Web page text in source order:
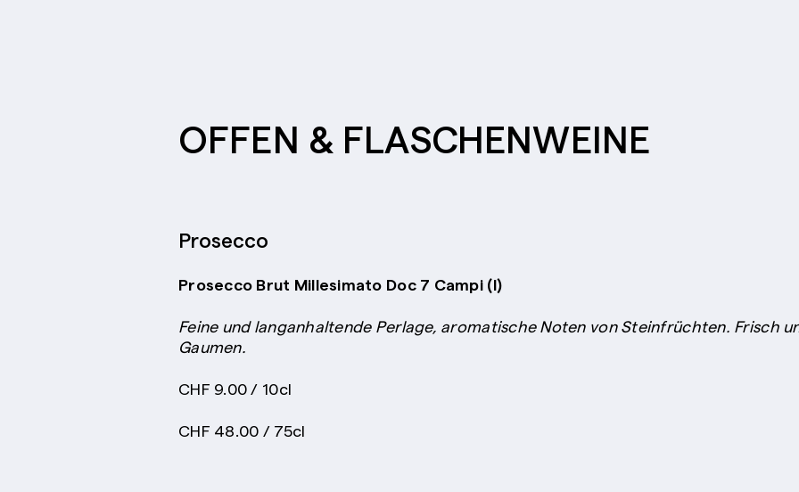
OFFEN & FLASCHENWEINE
Prosecco
Prosecco Brut Millesimato Doc 7 Campi (I)
Feine und langanhaltende Perlage, aromatische Noten von Steinfrüchten. Frisch
Gaumen.
CHF 9.00 / 10cl
CHF 48.00 / 75cl